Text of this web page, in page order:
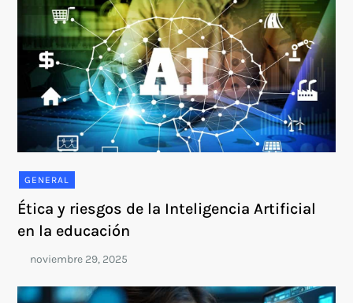
GENERAL
Ética y riesgos de la Inteligencia Artificial
en la educación